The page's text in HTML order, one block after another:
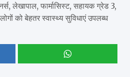
लेखापाल, फार्मासिस्ट, सहायक ग्रेड 3,
को बेहतर स्वास्थ्य सुविधाएं उपलब्ध